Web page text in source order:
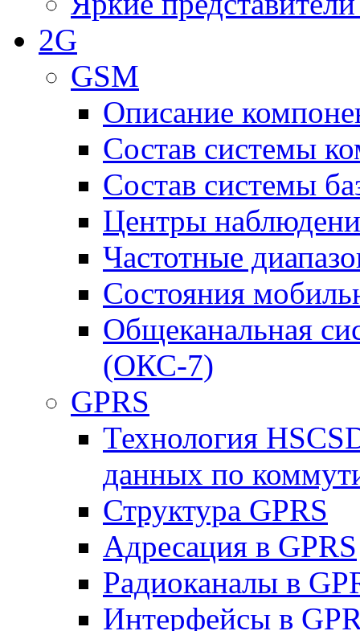
2G
GSM
Описание
Состав системы
Состав системы
Центры
Частотные
Состояния
Общеканальная
(ОКС-7)
GPRS
Технология
данных по
Структура GPRS
Адресация в GPRS
Радиоканалы в
Интерфейсы в